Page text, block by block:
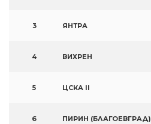
3 ЯНТРА
4 ВИХРЕН
5 ЦСКА II
6 ПИРИН (БЛАГОЕВГРАД)